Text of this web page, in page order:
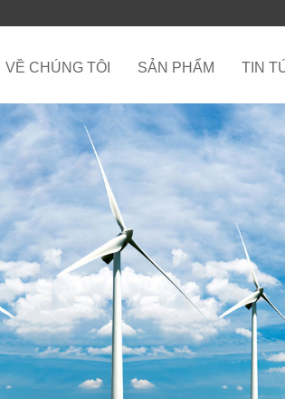
VỀ CHÚNG TÔI SẢN PHẨM TIN